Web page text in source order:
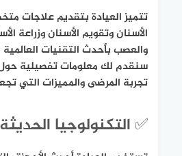
تتميز العيادة بتقديم علاجات
الأسنان وتقويم الأسنان وزراعة
والعصب بأحدث التقنيات
سنقدم لك معلومات تفصيلية حول
تجربة المرضى والمميزات التي
✅ التكنولوجيا الحديثة